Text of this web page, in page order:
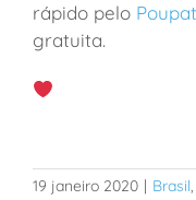
rápido pelo
gratuita.
19 janeiro 2020 Brasil,